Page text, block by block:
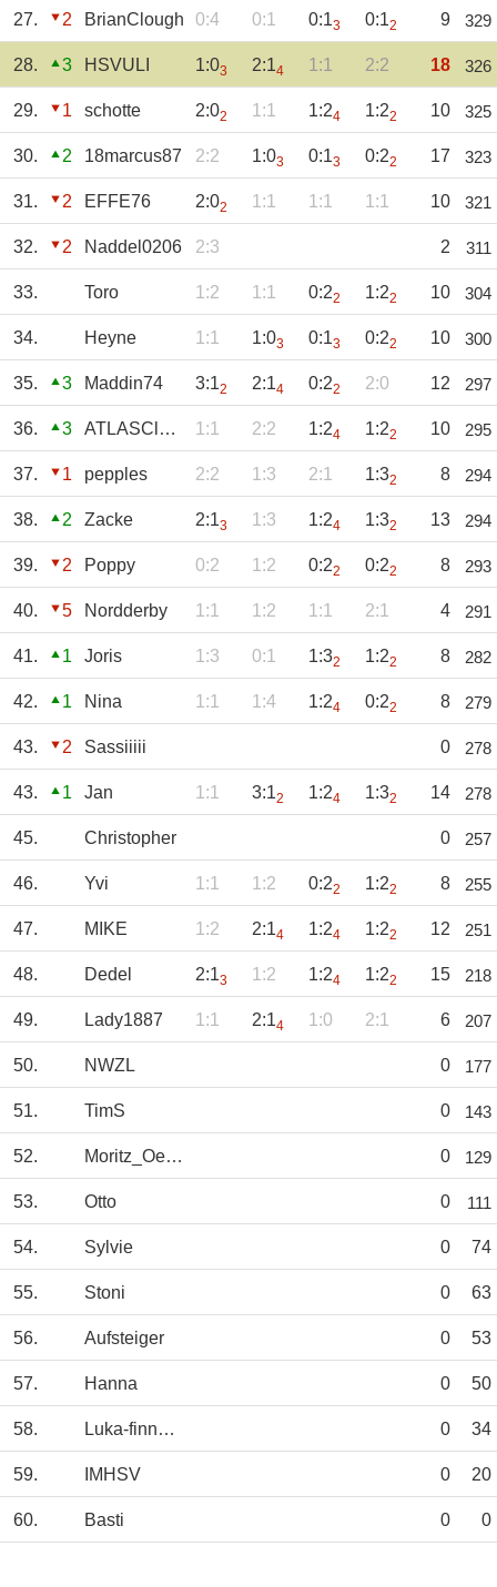
27. 2 BrianClough 0:4 0:1 0:13 0:12 9 329
28. 3 HSVULI 1:03 2:14 1:1 2:2 18 326
29. 1 schotte 2:02 1:1 1:24 1:22 10 325
30. 2 18marcus87 2:2 1:03 0:13 0:22 17 323
31. 2 EFFE76 2:02 1:1 1:1 1:1 10 321
32. 2 Naddel0206 2:3 2 311
33. Toro 1:2 1:1 0:22 1:22 10 304
34. Heyne 1:1 1:03 0:13 0:22 10 300
35. 3 Maddin74 3:12 2:14 0:22 2:0 12 297
36. 3 ATLASClaus 1:1 2:2 1:24 1:22 10 295
37. 1 pepples 2:2 1:3 2:1 1:32 8 294
38. 2 Zacke 2:13 1:3 1:24 1:32 13 294
39. 2 Poppy 0:2 1:2 0:22 0:22 8 293
40. 5 Nordderby 1:1 1:2 1:1 2:1 4 291
41. 1 Joris 1:3 0:1 1:32 1:22 8 282
42. 1 Nina 1:1 1:4 1:24 0:22 8 279
43. 2 Sassiiiii 0 278
43. 1 Jan 1:1 3:12 1:24 1:32 14 278
45. Christopher 0 257
46. Yvi 1:1 1:2 0:22 1:22 8 255
47. MIKE 1:2 2:14 1:24 1:22 12 251
48. Dedel 2:13 1:2 1:24 1:22 15 218
49. Lady1887 1:1 2:14 1:0 2:1 6 207
50. NWZL 0 177
51. TimS 0 143
52. Moritz_Oerding 0 129
53. Otto 0 111
54. Sylvie 0 74
55. Stoni 0 63
56. Aufsteiger 0 53
57. Hanna 0 50
58. Luka-finnZiese 0 34
59. IMHSV 0 20
60. Basti 0 0